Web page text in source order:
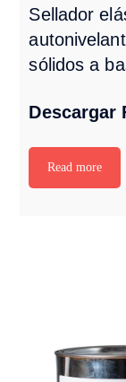
Sellador
sólidos a
Descargar
Read more